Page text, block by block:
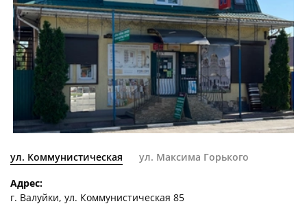
ул. Коммунистическая ул. Максима Горького
Адрес:
г. Валуйки, ул. Коммунистическая 85